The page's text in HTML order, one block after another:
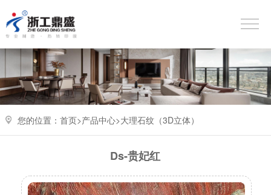
您的位置： 首页>产品中心>大理石纹（3D立体）
Ds-贵妃红